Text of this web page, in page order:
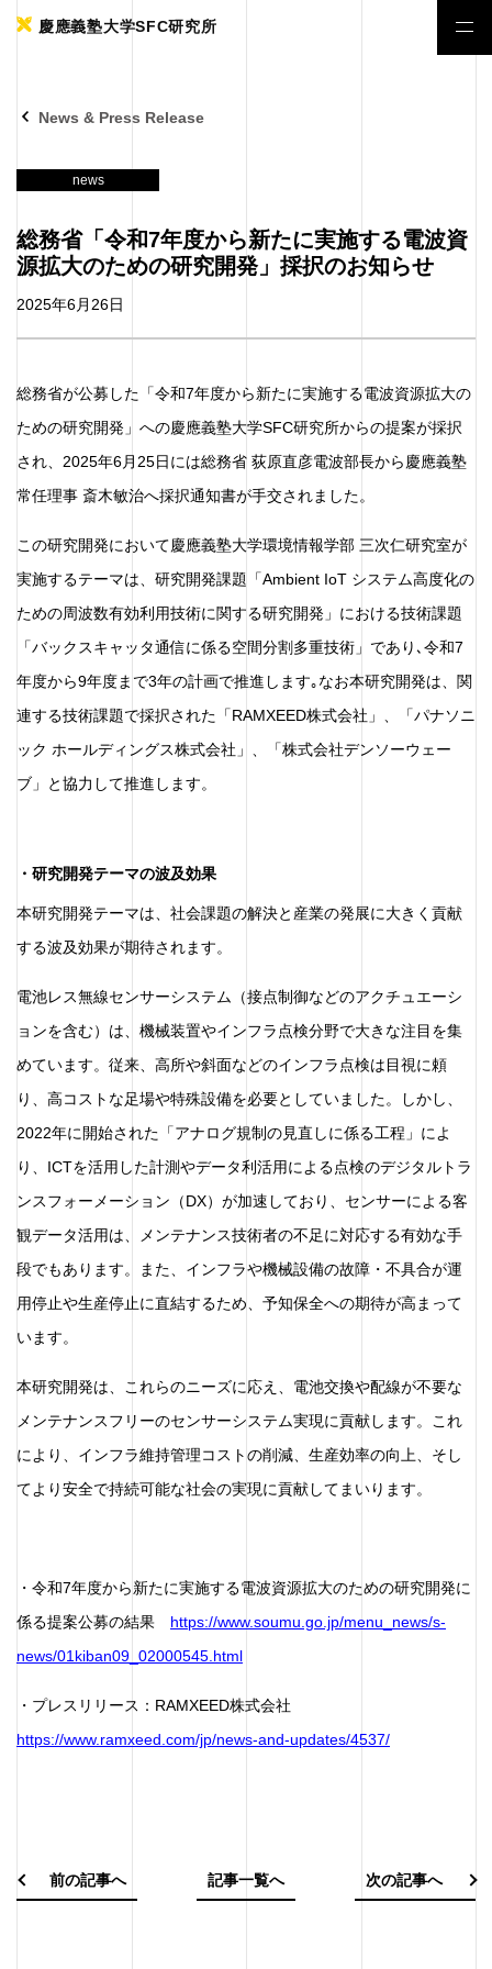
慶應義塾大学SFC研究所
News & Press Release
news
総務省「令和7年度から新たに実施する電波資
源拡大のための研究開発」採択のお知らせ
2025年6月26日
総務省が公募した「令和7年度から新たに実施する電波資源拡大の
ための研究開発」への慶應義塾大学SFC研究所からの提案が採択
され、2025年6月25日には総務省 荻原直彦電波部長から慶應義塾
常任理事 斎木敏治へ採択通知書が手交されました。
この研究開発において慶應義塾大学環境情報学部 三次仁研究室が
実施するテーマは、研究開発課題「Ambient IoT システム高度化の
ための周波数有効利用技術に関する研究開発」における技術課題
「バックスキャッタ通信に係る空間分割多重技術」であり､令和7
年度から9年度まで3年の計画で推進します｡なお本研究開発は、関
連する技術課題で採択された「RAMXEED株式会社」、「パナソニ
ック ホールディングス株式会社」、「株式会社デンソーウェー
ブ」と協力して推進します。
・研究開発テーマの波及効果
本研究開発テーマは、社会課題の解決と産業の発展に大きく貢献
する波及効果が期待されます。
電池レス無線センサーシステム（接点制御などのアクチュエーシ
ョンを含む）は、機械装置やインフラ点検分野で大きな注目を集
めています。従来、高所や斜面などのインフラ点検は目視に頼
り、高コストな足場や特殊設備を必要としていました。しかし、
2022年に開始された「アナログ規制の見直しに係る工程」によ
り、ICTを活用した計測やデータ利活用による点検のデジタルトラ
ンスフォーメーション（DX）が加速しており、センサーによる客
観データ活用は、メンテナンス技術者の不足に対応する有効な手
段でもあります。また、インフラや機械設備の故障・不具合が運
用停止や生産停止に直結するため、予知保全への期待が高まって
います。
本研究開発は、これらのニーズに応え、電池交換や配線が不要な
メンテナンスフリーのセンサーシステム実現に貢献します。これ
により、インフラ維持管理コストの削減、生産効率の向上、そし
てより安全で持続可能な社会の実現に貢献してまいります。
・令和7年度から新たに実施する電波資源拡大のための研究開発に
係る提案公募の結果 https://www.soumu.go.jp/menu_news/s-
news/01kiban09_02000545.html
・プレスリリース：RAMXEED株式会社
https://www.ramxeed.com/jp/news-and-updates/4537/
前の記事へ 記事一覧へ 次の記事へ